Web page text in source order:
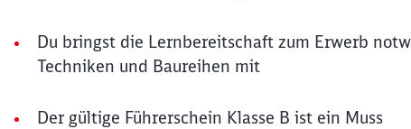
Du bringst die Lernbereitschaft zum Erwerb
Techniken und Baureihen mit
Der gültige Führerschein Klasse B ist ein Muss